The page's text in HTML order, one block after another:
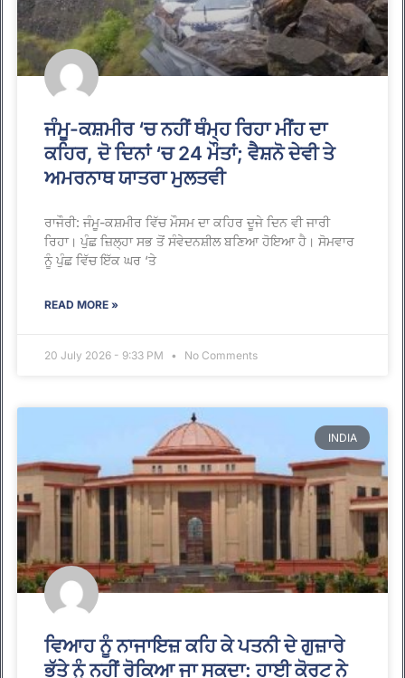
ਜੰਮੂ-ਕਸ਼ਮੀਰ ‘ਚ ਨਹੀਂ ਥੰਮ੍ਹ ਰਿਹਾ ਮੀਂਹ ਦਾ
ਕਹਿਰ, ਦੋ ਦਿਨਾਂ ‘ਚ 24 ਮੌਤਾਂ; ਵੈਸ਼ਨੋ ਦੇਵੀ ਤੇ
ਅਮਰਨਾਥ ਯਾਤਰਾ ਮੁਲਤਵੀ
ਰਾਜੌਰੀ: ਜੰਮੂ-ਕਸ਼ਮੀਰ ਵਿੱਚ ਮੌਸਮ ਦਾ ਕਹਿਰ ਦੂਜੇ ਦਿਨ ਵੀ ਜਾਰੀ
ਰਿਹਾ। ਪੁੰਛ ਜ਼ਿਲ੍ਹਾ ਸਭ ਤੋਂ ਸੰਵੇਦਨਸ਼ੀਲ ਬਣਿਆ ਹੋਇਆ ਹੈ। ਸੋਮਵਾਰ
ਨੂੰ ਪੁੰਛ ਵਿੱਚ ਇੱਕ ਘਰ ‘ਤੇ
READ MORE »
20 July 2026 - 9:33 PM No Comments
INDIA
ਵਿਆਹ ਨੂੰ ਨਾਜਾਇਜ਼ ਕਹਿ ਕੇ ਪਤਨੀ ਦੇ ਗੁਜ਼ਾਰੇ
ਭੱਤੇ ਨੂੰ ਨਹੀਂ ਰੋਕਿਆ ਜਾ ਸਕਦਾ: ਹਾਈ ਕੋਰਟ ਨੇ